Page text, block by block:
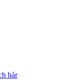
hår